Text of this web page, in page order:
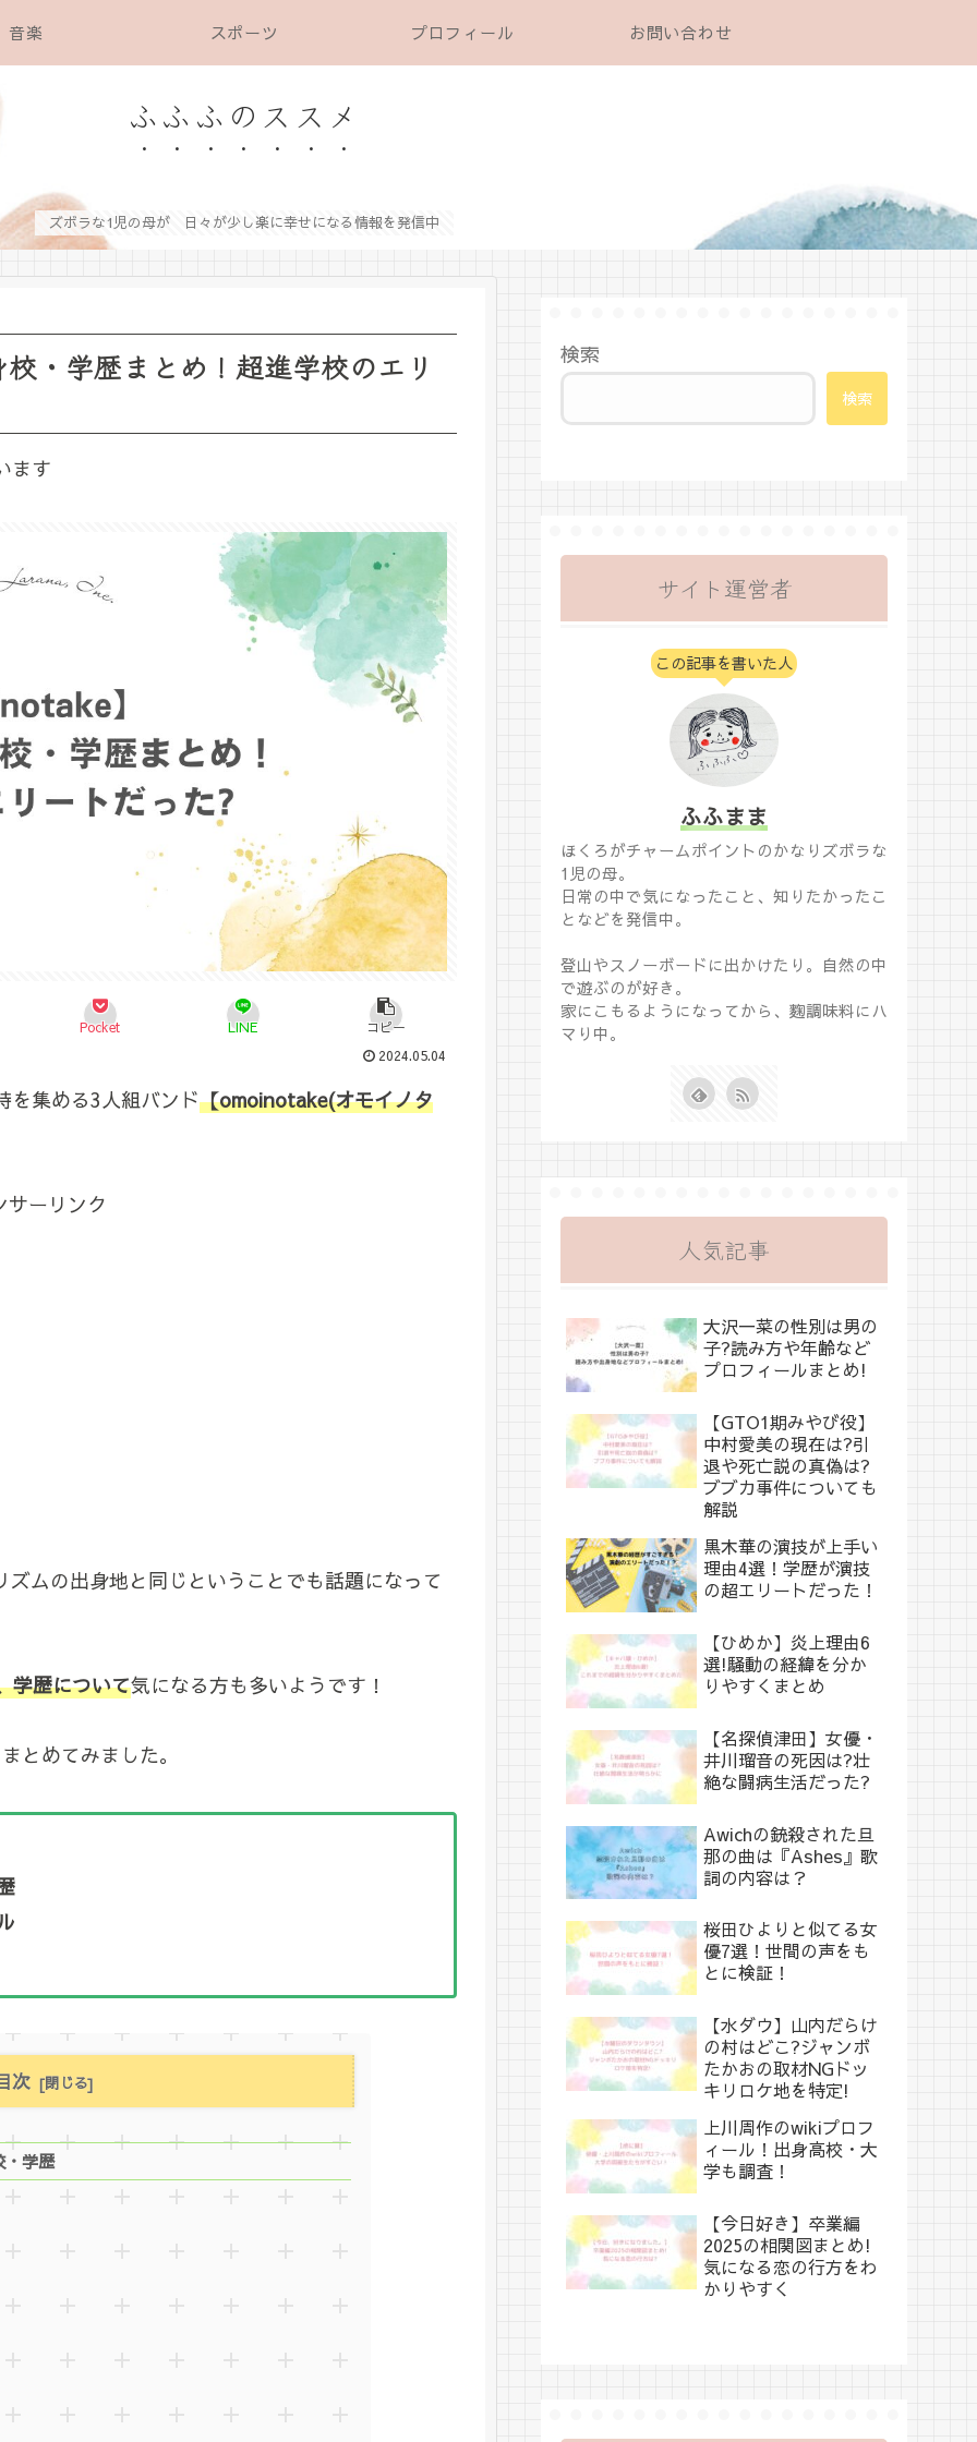
ふふふのススメ
ズボラな1児の母が 日々が少し楽に幸せになる情報を発信中
音楽 スポーツ プロフィール お問い合わせ
・学歴まとめ！超進学校のエリ
ます
Pocket LINE コピー
2024.05.04
を集める3人組バンド【omoinotake(オモイノタ
サーリンク
ムの出身地と同じということでも話題になって
学歴について気になる方も多いようです！
とめてみました。
次
学歴
検索
検索
サイト運営者
この記事を書いた人
ふふまま
ほくろがチャームポイントのかなりズボラな
1児の母。
日常の中で気になったこと、知りたかったこ
となどを発信中。
登山やスノーボードに出かけたり。自然の中
で遊ぶのが好き。
家にこもるようになってから、麴調味料にハ
マり中。
人気記事
大沢一菜の性別は男の
子?読み方や年齢など
プロフィールまとめ!
【GTO1期みやび役】
中村愛美の現在は?引
退や死亡説の真偽は?
ブブカ事件についても
解説
黒木華の演技が上手い
理由4選！学歴が演技
の超エリートだった！
【ひめか】炎上理由6
選!騒動の経緯を分か
りやすくまとめ
【名探偵津田】女優・
井川瑠音の死因は?壮
絶な闘病生活だった?
Awichの銃殺された旦
那の曲は『Ashes』歌
詞の内容は？
桜田ひよりと似てる女
優7選！世間の声をも
とに検証！
【水ダウ】山内だらけ
の村はどこ?ジャンボ
たかおの取材NGドッ
キリロケ地を特定!
上川周作のwikiプロフ
ィール！出身高校・大
学も調査！
【今日好き】卒業編
2025の相関図まとめ!
気になる恋の行方をわ
かりやすく